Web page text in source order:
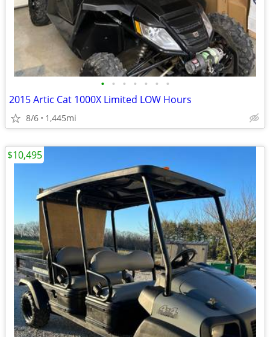
• • • • • • •
2015 Artic Cat 1000X Limited LOW Hours
8/6 1,445mi
$10,495